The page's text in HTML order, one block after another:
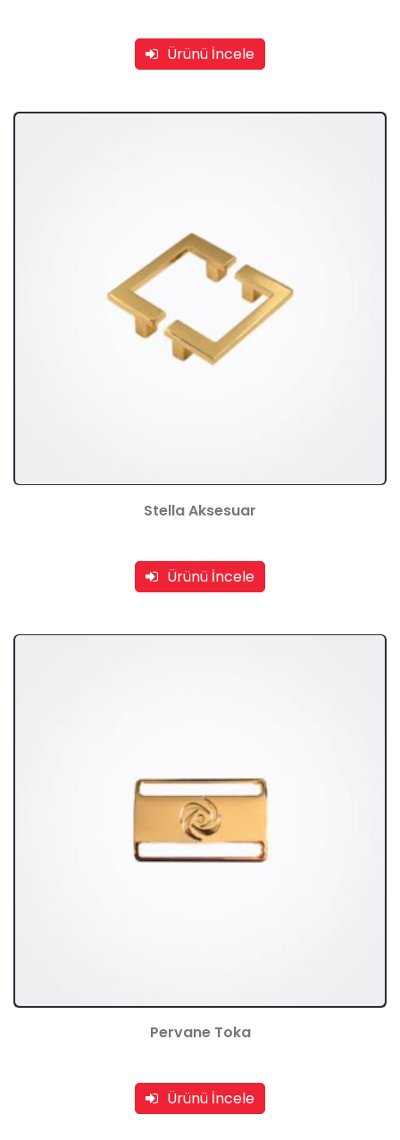
Ürünü İncele
Stella Aksesuar
Ürünü İncele
Pervane Toka
Ürünü İncele